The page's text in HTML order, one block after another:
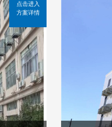
点击进入
方案详情